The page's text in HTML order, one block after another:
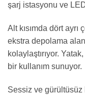
şarj istasyonu ve
Alt kısımda dört
ekstra depolama
kolaylaştırıyor.
bir kullanım sunuyor.
Sessiz ve gürültüsüz